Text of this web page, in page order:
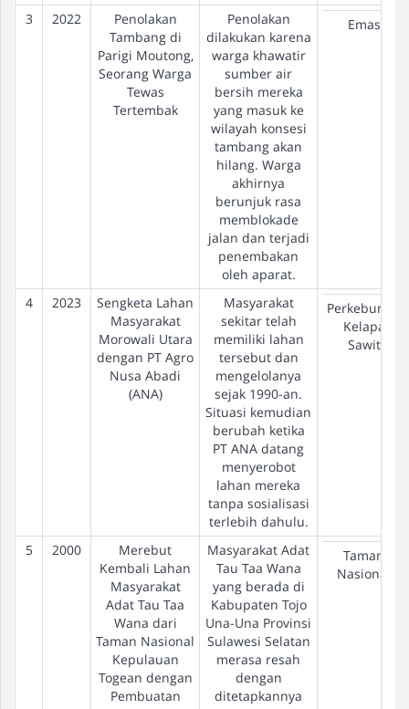
3 2022
Penolakan
Tambang di
Parigi Moutong,
Seorang Warga
Tewas
Tertembak
Penolakan
dilakukan karena
warga khawatir
sumber air
bersih mereka
yang masuk ke
wilayah konsesi
tambang akan
hilang. Warga
akhirnya
berunjuk rasa
memblokade
jalan dan terjadi
penembakan
oleh aparat.
Emas
4 2023
Sengketa Lahan
Masyarakat
Morowali Utara
dengan PT Agro
Nusa Abadi
(ANA)
Masyarakat
sekitar telah
memiliki lahan
tersebut dan
mengelolanya
sejak 1990-an.
Situasi kemudian
berubah ketika
PT ANA datang
menyerobot
lahan mereka
tanpa sosialisasi
terlebih dahulu.
Perkebunan
Kelapa
Sawit
5 2000
Merebut
Kembali Lahan
Masyarakat
Adat Tau Taa
Wana dari
Taman Nasional
Kepulauan
Togean dengan
Pembuatan
Masyarakat Adat
Tau Taa Wana
yang berada di
Kabupaten Tojo
Una-Una Provinsi
Sulawesi Selatan
merasa resah
dengan
ditetapkannya
Taman
Nasional